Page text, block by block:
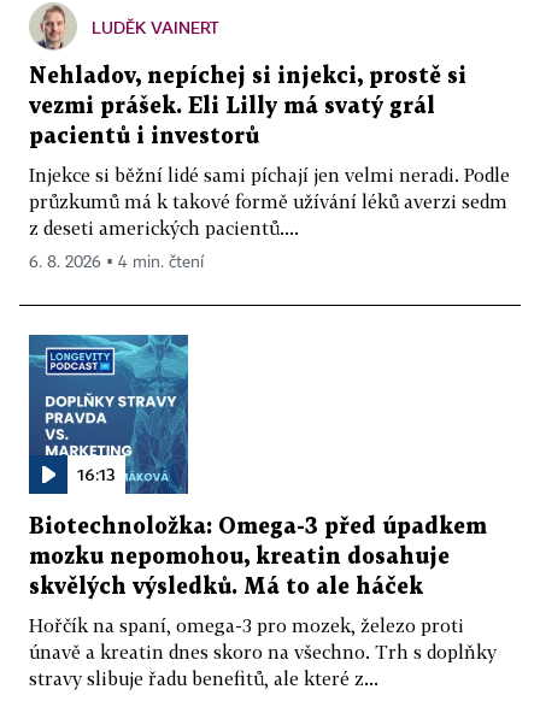
LUDĚK VAINERT
Nehladov, nepíchej si injekci, prostě si
vezmi prášek. Eli Lilly má svatý grál
pacientů i investorů
Injekce si běžní lidé sami píchají jen velmi neradi. Podle
průzkumů má k takové formě užívání léků averzi sedm
z deseti amerických pacientů....
6. 8. 2026 ▪ 4 min. čtení
16:13
Biotechnoložka: Omega-3 před úpadkem
mozku nepomohou, kreatin dosahuje
skvělých výsledků. Má to ale háček
Hořčík na spaní, omega-3 pro mozek, železo proti
únavě a kreatin dnes skoro na všechno. Trh s doplňky
stravy slibuje řadu benefitů, ale které z...